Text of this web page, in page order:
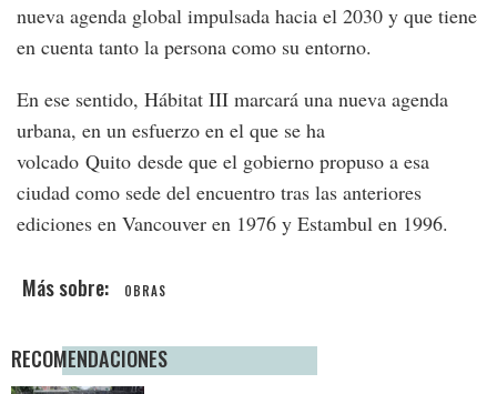
nueva agenda global impulsada hacia el 2030 y que tiene
en cuenta tanto la persona como su entorno.
En ese sentido, Hábitat III marcará una nueva agenda
urbana, en un esfuerzo en el que se ha
volcado Quito desde que el gobierno propuso a esa
ciudad como sede del encuentro tras las anteriores
ediciones en Vancouver en 1976 y Estambul en 1996.
OBRAS
RECOMENDACIONES